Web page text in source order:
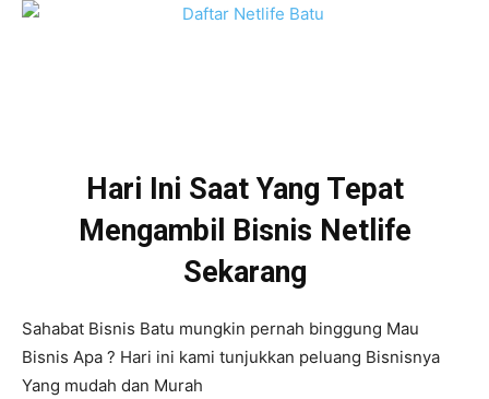
Hari Ini Saat Yang Tepat
Mengambil Bisnis Netlife
Sekarang
Sahabat Bisnis Batu mungkin pernah binggung Mau
Bisnis Apa ? Hari ini kami tunjukkan peluang Bisnisnya
Yang mudah dan Murah